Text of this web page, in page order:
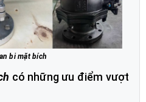
bi mặt bích
có những ưu điểm vượt